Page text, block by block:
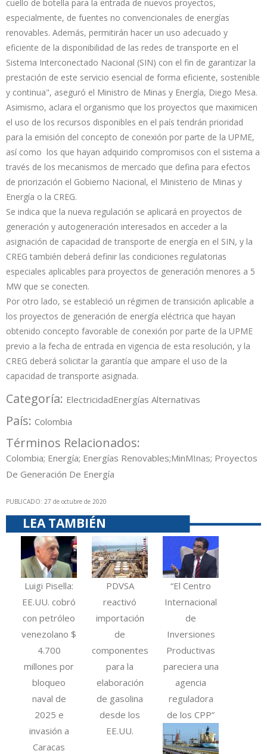
cuello de botella para la entrada de nuevos proyectos,
especialmente, de fuentes no convencionales de energías
renovables. Además, permitirán hacer un uso adecuado y
eficiente de la disponibilidad de las redes de transporte en el
Sistema Interconectado Nacional (SIN) con el fin de garantizar la
prestación de este servicio esencial de forma eficiente, sostenible
y continua", aseguró el Ministro de Minas y Energía, Diego Mesa.
Asimismo, aclara el organismo que los proyectos que maximicen
el uso de los recursos disponibles en el país tendrán prioridad
para la emisión del concepto de conexión por parte de la UPME,
así como los que hayan adquirido compromisos con el sistema a
través de los mecanismos de mercado que defina para efectos
de priorización el Gobierno Nacional, el Ministerio de Minas y
Energía o la CREG.
Se indica que la nueva regulación se aplicará en proyectos de
generación y autogeneración interesados en acceder a la
asignación de capacidad de transporte de energía en el SIN, y la
CREG también deberá definir las condiciones regulatorias
especiales aplicables para proyectos de generación menores a 5
MW que se conecten.
Por otro lado, se estableció un régimen de transición aplicable a
los proyectos de generación de energía eléctrica que hayan
obtenido concepto favorable de conexión por parte de la UPME
previo a la fecha de entrada en vigencia de esta resolución, y la
CREG deberá solicitar la garantía que ampare el uso de la
capacidad de transporte asignada.
Categoría: ElectricidadEnergías Alternativas
País: Colombia
Términos Relacionados:
Colombia; Energía; Energías Renovables;MinMInas; Proyectos
De Generación De Energía
PUBLICADO: 27 de octubre de 2020
LEA TAMBIÉN
Luigi Pisella:
EE.UU. cobró
con petróleo
venezolano $
4.700
millones por
bloqueo
naval de
2025 e
invasión a
Caracas
PDVSA
reactivó
importación
de
componentes
para la
elaboración
de gasolina
desde los
EE.UU.
“El Centro
Internacional
de
Inversiones
Productivas
pareciera una
agencia
reguladora
de los CPP”